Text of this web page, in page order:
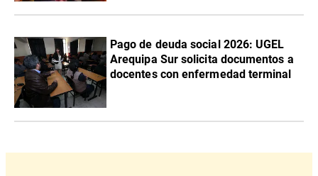
Pago de deuda social 2026: UGEL
Arequipa Sur solicita documentos a
docentes con enfermedad terminal